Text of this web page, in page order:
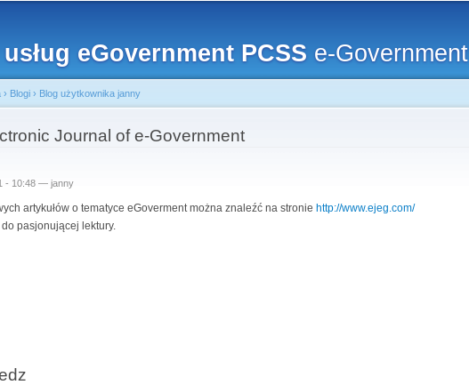
treści
usług eGovernment PCSS e-Government
› Blogi › Blog użytkownika janny
Journal of e-Government
- 10:48 — janny
artykułów o tematyce eGoverment można znaleźć na stronie http://www.ejeg.com/
pasjonującej lektury.